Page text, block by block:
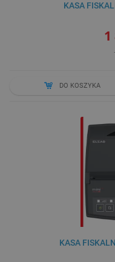
KASA
1
DO KOSZYKA
KASA